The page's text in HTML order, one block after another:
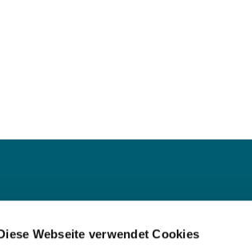
Webseite verwendet Cookies
Oestrich-Dröschede